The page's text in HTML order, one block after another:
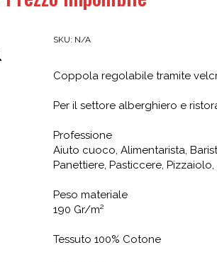
SKU: N/A
Coppola regolabile tramite
Per il settore alberghiero e
Professione
Aiuto cuoco, Alimentarista,
Panettiere, Pasticcere,
Peso materiale
190 Gr/m²
Tessuto 100% Cotone